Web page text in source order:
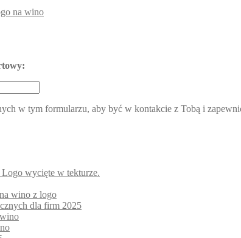
w tym formularzu, aby być w kontakcie z Tobą i
wycięte w tekturze.
wino z logo
dla firm 2025